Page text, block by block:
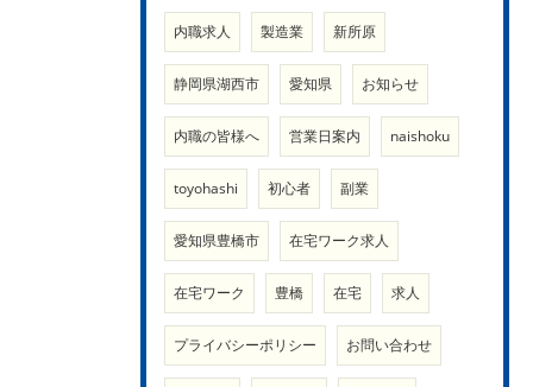
内職求人 製造業 新所原
静岡県湖西市 愛知県 お知らせ
内職の皆様へ 営業日案内 naishoku
toyohashi 初心者 副業
愛知県豊橋市 在宅ワーク求人
在宅ワーク 豊橋 在宅 求人
プライバシーポリシー お問い合わせ